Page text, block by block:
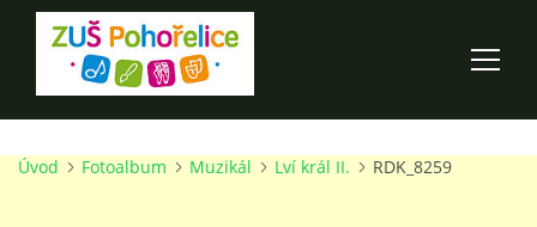
ÚVOD
Úvod Fotoalbum Muzikál Lví král II. RDK_8259